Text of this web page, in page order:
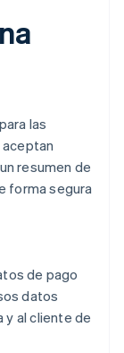
las
resumen de
forma segura
de pago
datos
y al cliente de